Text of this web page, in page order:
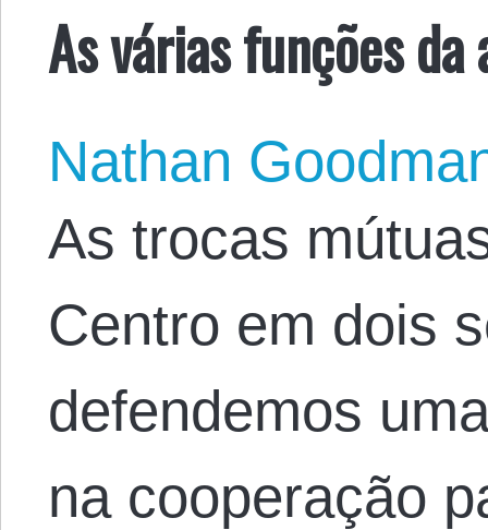
As várias funções
Nathan
As trocas
Centro em dois
defendemos
na cooperação